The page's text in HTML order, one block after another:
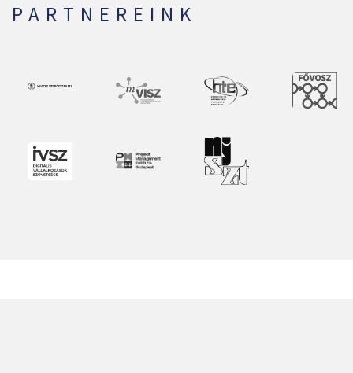
PARTNEREINK